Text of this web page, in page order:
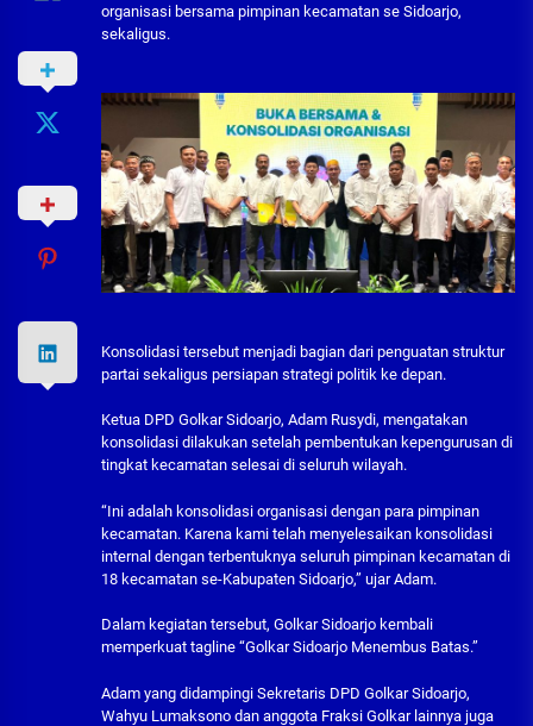
organisasi bersama pimpinan kecamatan se Sidoarjo,
sekaligus.
Konsolidasi tersebut menjadi bagian dari penguatan struktur
partai sekaligus persiapan strategi politik ke depan.
Ketua DPD Golkar Sidoarjo, Adam Rusydi, mengatakan
konsolidasi dilakukan setelah pembentukan kepengurusan di
tingkat kecamatan selesai di seluruh wilayah.
“Ini adalah konsolidasi organisasi dengan para pimpinan
kecamatan. Karena kami telah menyelesaikan konsolidasi
internal dengan terbentuknya seluruh pimpinan kecamatan di
18 kecamatan se-Kabupaten Sidoarjo,” ujar Adam.
Dalam kegiatan tersebut, Golkar Sidoarjo kembali
memperkuat tagline “Golkar Sidoarjo Menembus Batas.”
Adam yang didampingi Sekretaris DPD Golkar Sidoarjo,
Wahyu Lumaksono dan anggota Fraksi Golkar lainnya juga